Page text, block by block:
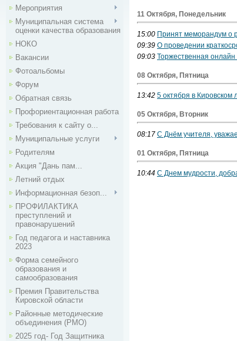
Мероприятия
Муниципальная система
оценки качества образования
НОКО
Вакансии
Фотоальбомы
Форум
Обратная связь
Профориентационная работа
Требования к сайту о...
Муниципальные услуги
Родителям
Акция "Дань пам...
Летний отдых
Информационная безоп...
ПРОФИЛАКТИКА
преступлений и
правонарушений
Год педагога и наставника
2023
Форма семейного
образования и
самообразования
Премия Правительства
Кировской области
Районные методические
объединения (РМО)
2025 год- Год Защитника
11 Октября, Понедельник
15:00 Принят меморандум о
09:39 О проведении
09:03 Торжественная
08 Октября, Пятница
13:42 5 октября в
05 Октября, Вторник
08:17 С Днём учителя,
01 Октября, Пятница
10:44 С Днем мудрости,